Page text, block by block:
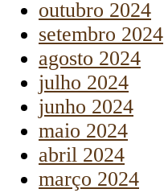
outubro 2024
setembro 2024
agosto 2024
julho 2024
junho 2024
maio 2024
abril 2024
março 2024